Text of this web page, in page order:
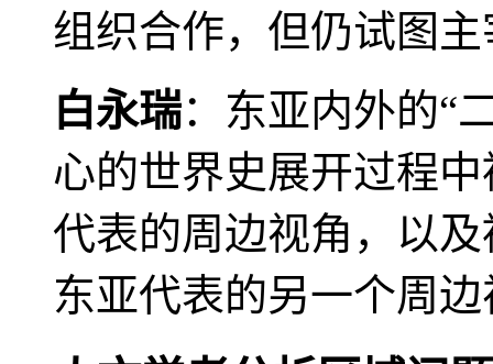
组织合作，但仍试图
白永瑞：东亚内外的“
心的世界史展开过程
代表的周边视角，以
东亚代表的另一个周